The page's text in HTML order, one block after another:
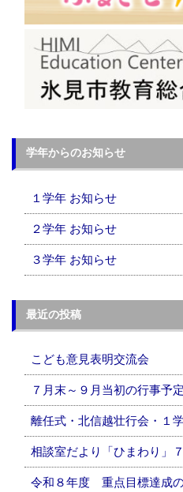
学年からのお知らせ
１学年 お知らせ
２学年 お知らせ
３学年 お知らせ
最近の投稿
こども意見表明交流会
７月末～９月当初の行事予定
離任式・北信越壮行会・１
相談室だより「ひまわり」
令和８年度 重点目標達成